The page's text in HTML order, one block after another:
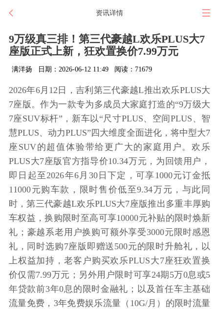
资讯详情
9万级真三排！第三代豪越L欢乐PLUS大7
座版正式上新，狂欢置换价7.99万元
满洋扬 日期：2026-06-12 11:49 阅读：71679
2026年6月12日，吉利第三代豪越L推出欢乐PLUS大
7座版。作为一款专为多成员大家庭打造的“9万级大
7座SUV标杆”，新车以“尺寸PLUS、空间PLUS、智
慧PLUS、动力PLUS”四大维度全面进化，将中型大7
座SUV的超值体验带给更广大的家庭用户。欢乐
PLUS大7座版官方指导价10.34万元，为回馈用户，
即日起至2026年6月30日下定，可享1000元订金抵
11000元购车款，限时售价低至9.34万元，与此同
时，第三代豪越L欢乐PLUS大7座版推出多重丰厚购
车权益，换购限时至高可享10000元补贴的限时焕新
礼；豪越系老用户换购可额外享受3000元限时感恩
礼，同时选购7座版即赠送500元的限时升舱礼，以
上权益加持，老客户购买欢乐PLUS大7座狂欢置换
价仅需7.99万元；另外用户限时可享24期5万0息或5
年贷款前3年0息的限时金融礼；以及首任车主基础
流量免费，3年免费娱乐流量（10G/月）的限时流量